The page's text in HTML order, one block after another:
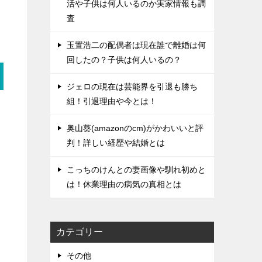
活や子供は何人いるのか実家情報も調
査
玉置浩二の配偶者は現在誰で離婚は何
回したの？子供は何人いるの？
ジェロの現在は芸能界を引退も勝ち
組！引退理由や今とは！
奥山葵(amazonのcm)がかわいいと評
判！詳しい経歴や結婚とは
こっちのけんとの妻画像や馴れ初めと
は！休業理由の病気の真相とは
カテゴリー
その他